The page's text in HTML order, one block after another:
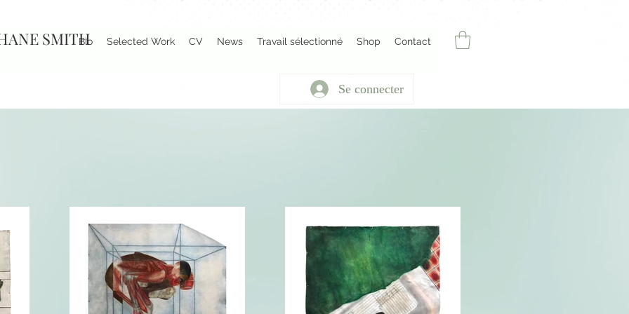
SMITH
Bio Selected Work CV News Travail sélectionné Shop Contact
Se connecter